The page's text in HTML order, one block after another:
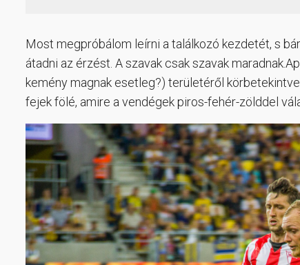
Most megpróbálom leírni a találkozó kezdetét, s
átadni az érzést. A szavak csak szavak
kemény magnak esetleg?) területéről
fejek fölé, amire a vendégek piros-fehér-zölddel